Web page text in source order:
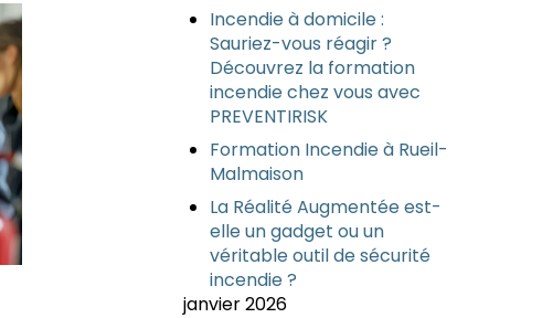
Incendie à domicile :
Sauriez-vous réagir ?
Découvrez la formation
incendie chez vous avec
PREVENTIRISK
Formation Incendie à Rueil-
Malmaison
La Réalité Augmentée est-
elle un gadget ou un
véritable outil de sécurité
incendie ?
janvier 2026